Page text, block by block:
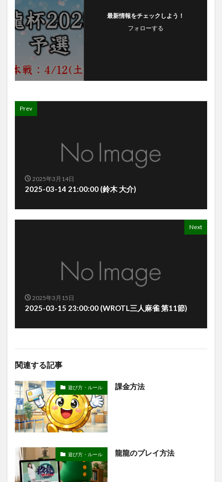
最新情報をチェックしよう！
フォローする
Prev
2025年3月14日
2025-03-14 21:00:00 (鈴木 大介)
Next
2025年3月15日
2025-03-15 23:00:00 (WROTL三人麻雀 第11節)
関連する記事
遊び方・ルール 課金方法
遊び方・ルール 龍龍のプレイ方法